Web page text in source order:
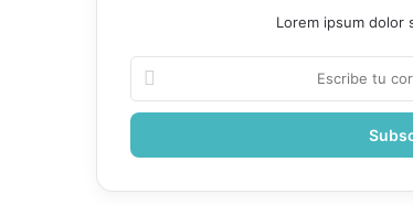
Lorem ipsum dolor
correo